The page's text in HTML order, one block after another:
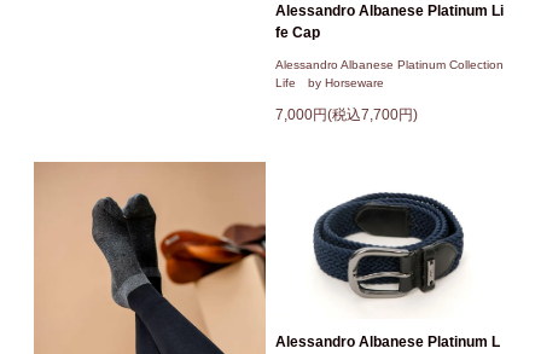
Alessandro Albanese Platinum Li
fe Cap
Alessandro Albanese Platinum Collection
Life by Horseware
7,000円(税込7,700円)
Alessandro Albanese Platinum L